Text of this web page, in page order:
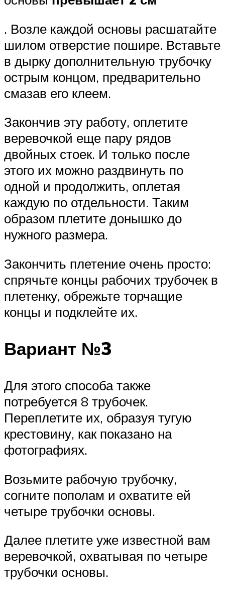
. Возле каждой основы расшатайте
шилом отверстие пошире. Вставьте
в дырку дополнительную трубочку
острым концом, предварительно
смазав его клеем.
Закончив эту работу, оплетите
веревочкой еще пару рядов
двойных стоек. И только после
этого их можно раздвинуть по
одной и продолжить, оплетая
каждую по отдельности. Таким
образом плетите донышко до
нужного размера.
Закончить плетение очень просто:
спрячьте концы рабочих трубочек в
плетенку, обрежьте торчащие
концы и подклейте их.
Вариант №3
Для этого способа также
потребуется 8 трубочек.
Переплетите их, образуя тугую
крестовину, как показано на
фотографиях.
Возьмите рабочую трубочку,
согните пополам и охватите ей
четыре трубочки основы.
Далее плетите уже известной вам
веревочкой, охватывая по четыре
трубочки основы.